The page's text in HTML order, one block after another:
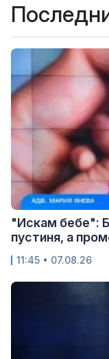
"Искам бебе":
пустиня, а
11:45 • 07.08.26